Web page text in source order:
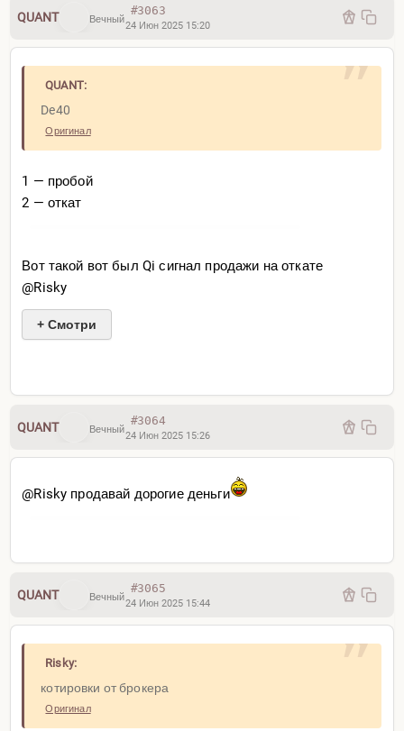
QUANT Вечный
#3063
24 Июн 2025 15:20
QUANT:
De40
Оригинал
1 — пробой
2 — откат
Вот такой вот был Qi сигнал продажи на откате
@Risky
+ Смотри
QUANT Вечный
#3064
24 Июн 2025 15:26
@Risky продавай дорогие деньги
QUANT Вечный
#3065
24 Июн 2025 15:44
Risky:
котировки от брокера
Оригинал